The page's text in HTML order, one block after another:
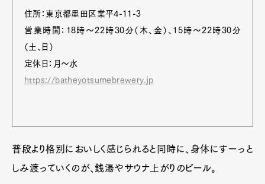
住所：東京都墨田区業平4-11-3
営業時間：18時～22時30分（木、金）、15時～22時30分
（土、日）
定休日：月～水
https://batheyotsumebrewery.jp
普段より格別においしく感じられると同時に、身体にすーっと
しみ渡っていくのが、銭湯やサウナ上がりのビール。